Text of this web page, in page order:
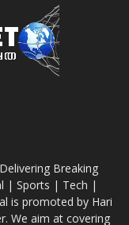
Breaking
| Sports | Tech |
is promoted by Hari
We aim at covering